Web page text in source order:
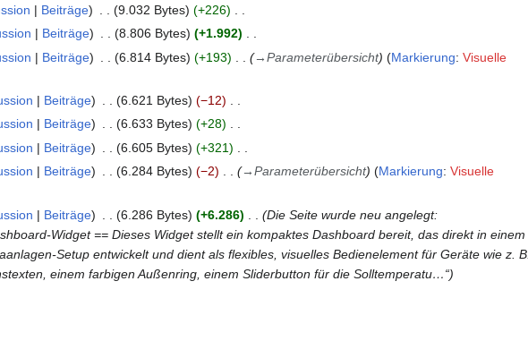
Beiträge 9.032 Bytes
+226
Beiträge 8.806 Bytes
+1.992
Beiträge 6.814 Bytes +193 →Parameterübersicht Markierung: Visuelle
Beiträge 6.621 Bytes
−12
Beiträge 6.633 Bytes
+28
Beiträge 6.605 Bytes
+321
Beiträge 6.284 Bytes −2 →Parameterübersicht Markierung: Visuelle
Beiträge 6.286 Bytes +6.286
Die Seite wurde neu angelegt:
Widget == Dieses Widget stellt ein kompaktes Dashboard bereit, das direkt in einem
Setup entwickelt und dient als flexibles, visuelles Bedienelement für Geräte wie z. B.
einem farbigen Außenring, einem Sliderbutton für die Solltemperatu…“